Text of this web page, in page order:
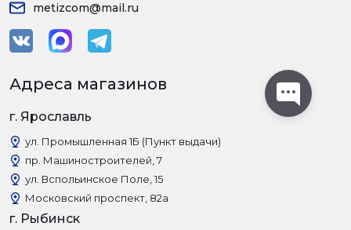
metizcom@mail.ru
Адреса магазинов
г. Ярославль
ул. Промышленная 1Б (Пункт выдачи)
пр. Машиностроителей, 7
ул. Вспольинское Поле, 15
Московский проспект, 82а
г. Рыбинск